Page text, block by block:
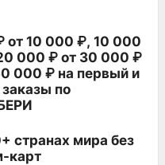
от 10 000 ₽, 10 000
000 ₽ от 30 000 ₽
000 ₽ на первый и
по
странах мира без
карт